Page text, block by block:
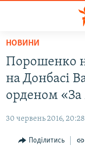
Перейти
основного
матеріалу
до
основної
навігації
Перейти
ВОДА.КРИМ
БЛОГИ
ПОГЛЯД
НОВИНИ
Порошенко
на Донбасі
орденом «За
30 червень 2016, 20:28
Поділитись